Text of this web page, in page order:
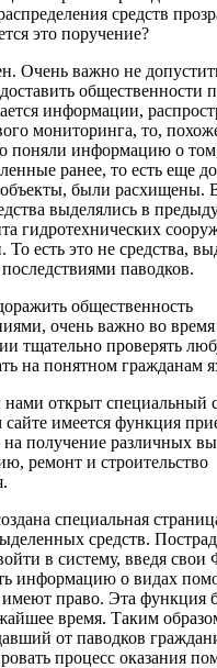
средств
это поручение?
Очень важно не
общественности
информации,
мониторинга, то,
поняли информацию о
ранее, то есть еще
объекты, были расхищены.
выделялись в
гидротехнических
То есть это не средства,
паводков.
общественность
очень важно во время
тщательно проверять
на понятном гражданам
нами открыт специальный
имеется функция
на получение различных
ремонт и строительство
специальная
средств.
в систему, введя
информацию о видах
право. Эта функция
время. Таким
от паводков
процесс оказания